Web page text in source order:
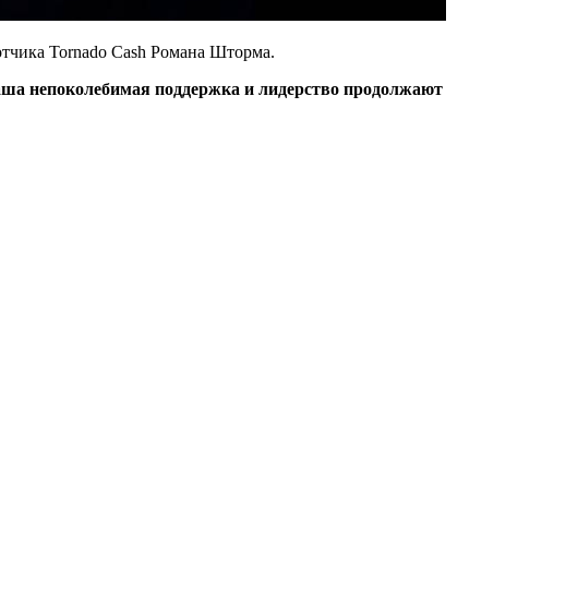
Tornado Cash Романа Шторма.
непоколебимая поддержка и лидерство продолжают